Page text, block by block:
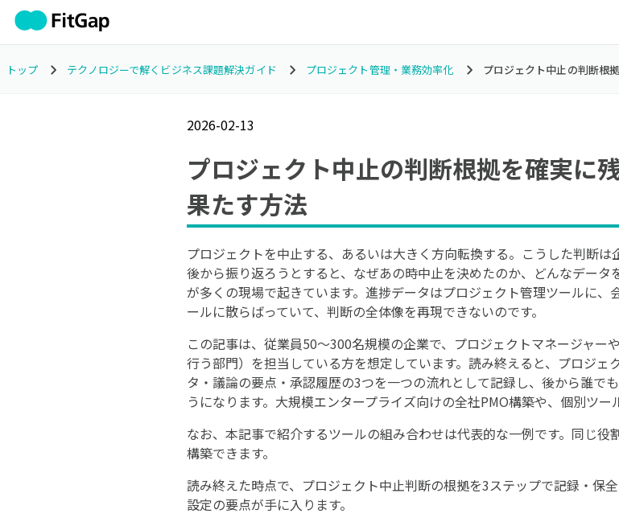
トップ テクノロジーで解くビジネス課題解決ガイド プロジェクト管理・業務効率化 プロジェクト中止の判断根
2026-02-13
プロジェクト中止の判断根拠を確実に
果たす方法
プロジェクトを中止する、あるいは大きく方向転換する。こうした判断
後から振り返ろうとすると、なぜあの時中止を決めたのか、どんなデー
が多くの現場で起きています。進捗データはプロジェクト管理ツールに
ールに散らばっていて、判断の全体像を再現できないのです。
この記事は、従業員50〜300名規模の企業で、プロジェクトマネージャー
行う部門）を担当している方を想定しています。読み終えると、プロジ
タ・議論の要点・承認履歴の3つを一つの流れとして記録し、後から誰で
うになります。大規模エンタープライズ向けの全社PMO構築や、個別ツー
なお、本記事で紹介するツールの組み合わせは代表的な一例です。同じ
構築できます。
読み終えた時点で、プロジェクト中止判断の根拠を3ステップで記録・保
設定の要点が手に入ります。